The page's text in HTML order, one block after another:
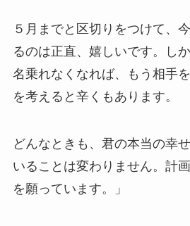
５月までと区切りをつけて、
るのは正直、嬉しいです。し
名乗れなくなれば、もう相手
を考えると辛くもあります。
どんなときも、君の本当の幸
いることは変わりません。計
を願っています。」